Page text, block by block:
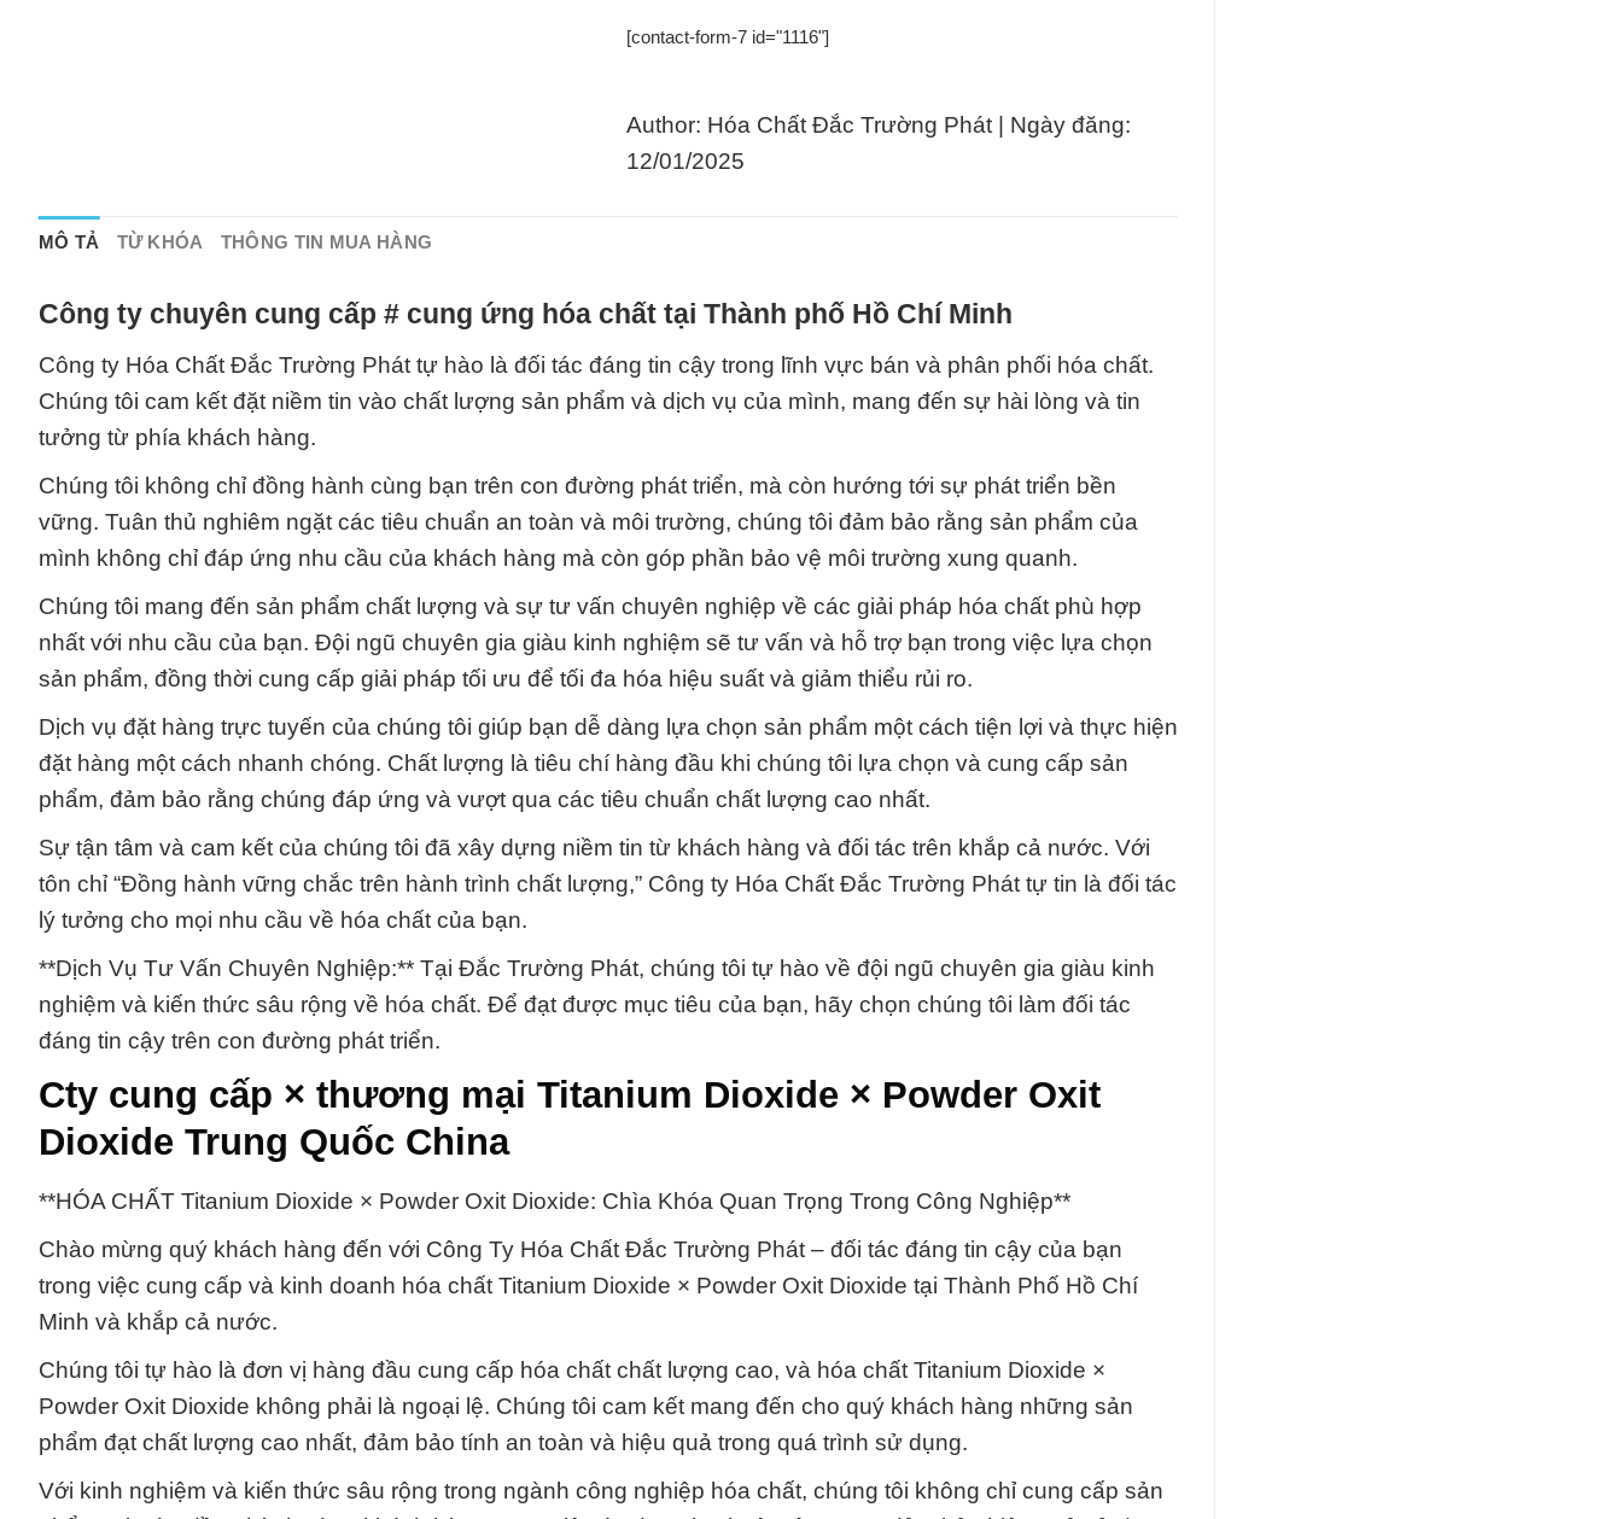
[contact-form-7 id="1116"]
Author: Hóa Chất Đắc Trường Phát | Ngày đăng:
12/01/2025
MÔ TẢ TỪ KHÓA THÔNG TIN MUA HÀNG
Công ty chuyên cung cấp # cung ứng hóa chất tại Thành phố Hồ Chí Minh
Công ty Hóa Chất Đắc Trường Phát tự hào là đối tác đáng tin cậy trong lĩnh vực bán và phân phối hóa chất.
Chúng tôi cam kết đặt niềm tin vào chất lượng sản phẩm và dịch vụ của mình, mang đến sự hài lòng và tin
tưởng từ phía khách hàng.
Chúng tôi không chỉ đồng hành cùng bạn trên con đường phát triển, mà còn hướng tới sự phát triển bền
vững. Tuân thủ nghiêm ngặt các tiêu chuẩn an toàn và môi trường, chúng tôi đảm bảo rằng sản phẩm của
mình không chỉ đáp ứng nhu cầu của khách hàng mà còn góp phần bảo vệ môi trường xung quanh.
Chúng tôi mang đến sản phẩm chất lượng và sự tư vấn chuyên nghiệp về các giải pháp hóa chất phù hợp
nhất với nhu cầu của bạn. Đội ngũ chuyên gia giàu kinh nghiệm sẽ tư vấn và hỗ trợ bạn trong việc lựa chọn
sản phẩm, đồng thời cung cấp giải pháp tối ưu để tối đa hóa hiệu suất và giảm thiểu rủi ro.
Dịch vụ đặt hàng trực tuyến của chúng tôi giúp bạn dễ dàng lựa chọn sản phẩm một cách tiện lợi và thực hiện
đặt hàng một cách nhanh chóng. Chất lượng là tiêu chí hàng đầu khi chúng tôi lựa chọn và cung cấp sản
phẩm, đảm bảo rằng chúng đáp ứng và vượt qua các tiêu chuẩn chất lượng cao nhất.
Sự tận tâm và cam kết của chúng tôi đã xây dựng niềm tin từ khách hàng và đối tác trên khắp cả nước. Với
tôn chỉ “Đồng hành vững chắc trên hành trình chất lượng,” Công ty Hóa Chất Đắc Trường Phát tự tin là đối tác
lý tưởng cho mọi nhu cầu về hóa chất của bạn.
**Dịch Vụ Tư Vấn Chuyên Nghiệp:** Tại Đắc Trường Phát, chúng tôi tự hào về đội ngũ chuyên gia giàu kinh
nghiệm và kiến thức sâu rộng về hóa chất. Để đạt được mục tiêu của bạn, hãy chọn chúng tôi làm đối tác
đáng tin cậy trên con đường phát triển.
Cty cung cấp × thương mại Titanium Dioxide × Powder Oxit
Dioxide Trung Quốc China
**HÓA CHẤT Titanium Dioxide × Powder Oxit Dioxide: Chìa Khóa Quan Trọng Trong Công Nghiệp**
Chào mừng quý khách hàng đến với Công Ty Hóa Chất Đắc Trường Phát – đối tác đáng tin cậy của bạn
trong việc cung cấp và kinh doanh hóa chất Titanium Dioxide × Powder Oxit Dioxide tại Thành Phố Hồ Chí
Minh và khắp cả nước.
Chúng tôi tự hào là đơn vị hàng đầu cung cấp hóa chất chất lượng cao, và hóa chất Titanium Dioxide ×
Powder Oxit Dioxide không phải là ngoại lệ. Chúng tôi cam kết mang đến cho quý khách hàng những sản
phẩm đạt chất lượng cao nhất, đảm bảo tính an toàn và hiệu quả trong quá trình sử dụng.
Với kinh nghiệm và kiến thức sâu rộng trong ngành công nghiệp hóa chất, chúng tôi không chỉ cung cấp sản